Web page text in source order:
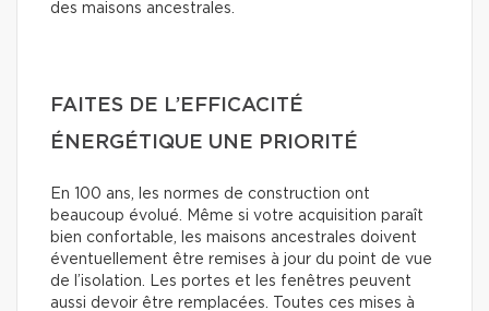
des maisons ancestrales.
FAITES DE L’EFFICACITÉ
ÉNERGÉTIQUE UNE PRIORITÉ
En 100 ans, les normes de construction ont
beaucoup évolué. Même si votre acquisition paraît
bien confortable, les maisons ancestrales doivent
éventuellement être remises à jour du point de vue
de l’isolation. Les portes et les fenêtres peuvent
aussi devoir être remplacées. Toutes ces mises à